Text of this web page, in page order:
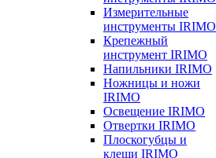
Измерительные
инструменты IRIMO
Крепежный
инструмент IRIMO
Напильники IRIMO
Ножницы и ножи
IRIMO
Освещение IRIMO
Отвертки IRIMO
Плоскогубцы и
клещи IRIMO